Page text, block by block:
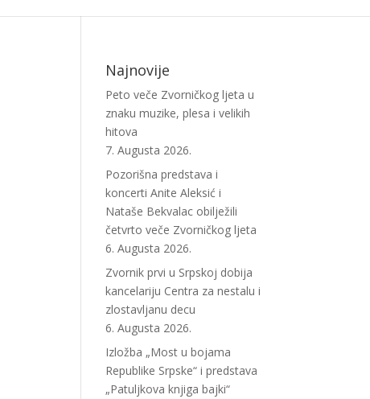
Najnovije
Peto veče Zvorničkog ljeta u
znaku muzike, plesa i velikih
hitova
7. Augusta 2026.
Pozorišna predstava i
koncerti Anite Aleksić i
Nataše Bekvalac obilježili
četvrto veče Zvorničkog ljeta
6. Augusta 2026.
Zvornik prvi u Srpskoj dobija
kancelariju Centra za nestalu i
zlostavljanu decu
6. Augusta 2026.
Izložba „Most u bojama
Republike Srpske“ i predstava
„Patuljkova knjiga bajki“